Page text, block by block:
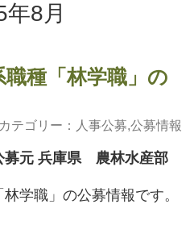
8月
種「林学職」の
テゴリー： 人事公募,公募情報
元 兵庫県 農林水産部
学職」の公募情報です。